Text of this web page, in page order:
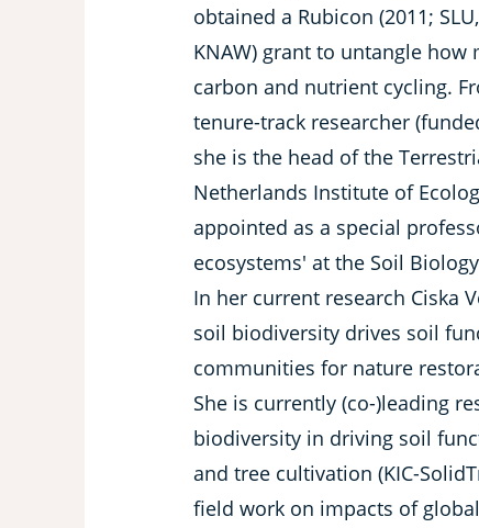
obtained a Rubicon (2011;
KNAW) grant to untangle
carbon and nutrient cycling.
tenure-track researcher
she is the head of the
Netherlands Institute of
appointed as a special
ecosystems' at the Soil
In her current research Ciska
soil biodiversity drives soil
communities for nature
She is currently (co-)leading
biodiversity in driving soil
and tree cultivation (KIC-
field work on impacts of